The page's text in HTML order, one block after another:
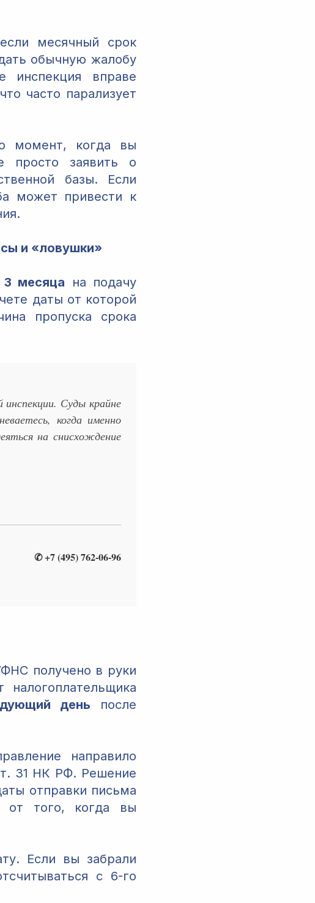
месячный срок
обычную жалобу
вправе
часто парализует
момент, когда вы
просто заявить о
базы. Если
может привести к
и «ловушки»
3 месяца на подачу
даты от которой
пропуска срока
Суды крайне
когда именно
на снисхождение
✆ +7 (495) 762-06-96
получено в руки
день после
направило
31 НК РФ. Решение
отправки письма
от того, когда вы
Если вы забрали
с 6-го